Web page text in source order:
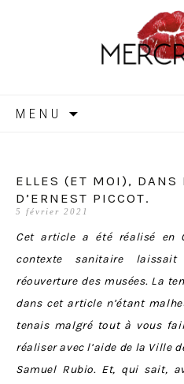
MENU
ELLES (ET MOI), DANS
D’ERNEST PICCOT.
5 février 2021
Cet article a été réalisé en
contexte sanitaire laissait
réouverture des musées. La
dans cet article n’étant
tenais malgré tout à vous
réaliser avec l’aide de la Ville
Samuel Rubio. Et, qui sait,